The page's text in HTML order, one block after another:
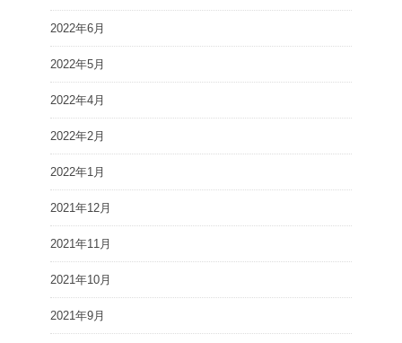
2022年6月
2022年5月
2022年4月
2022年2月
2022年1月
2021年12月
2021年11月
2021年10月
2021年9月